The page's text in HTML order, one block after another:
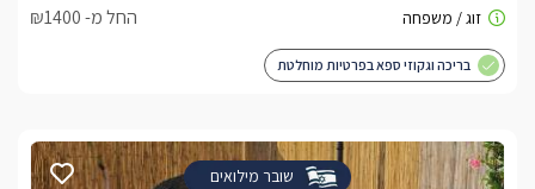
החל מ- ₪1400
בריכה וגקוזי ספא בפרטיות מוחלטת
שובר מילואים